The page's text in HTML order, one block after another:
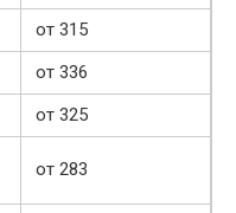
от 315
от 336
от 325
от 283